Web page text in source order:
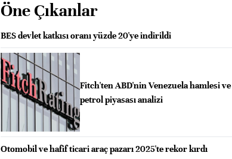
Öne Çıkanlar
BES devlet katkısı oranı yüzde 20'ye indirildi
Fitch'ten ABD'nin Venezuela hamlesi ve
petrol piyasası analizi
Otomobil ve hafif ticari araç pazarı 2025'te rekor kırdı